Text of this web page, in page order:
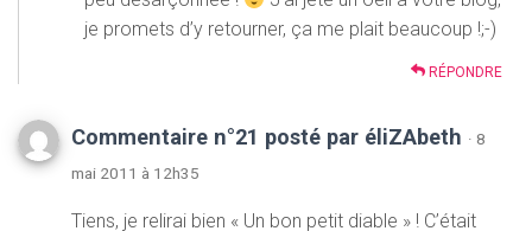
je promets d’y retourner, ça me plait beaucoup !;-)
RÉPONDRE
Commentaire n°21 posté par éliZAbeth · 8
mai 2011 à 12h35
Tiens, je relirai bien « Un bon petit diable » ! C’était